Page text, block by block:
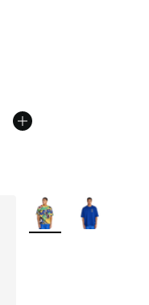
Plus de couleurs